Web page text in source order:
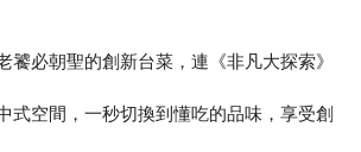
饕必朝聖的創新台菜，連《非凡大探索》
式空間，一秒切換到懂吃的品味，享受創